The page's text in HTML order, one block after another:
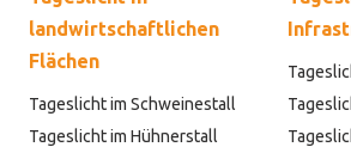
landwirtschaftlichen
Flächen
Tageslicht im Schweinestall
Tageslicht im Hühnerstall